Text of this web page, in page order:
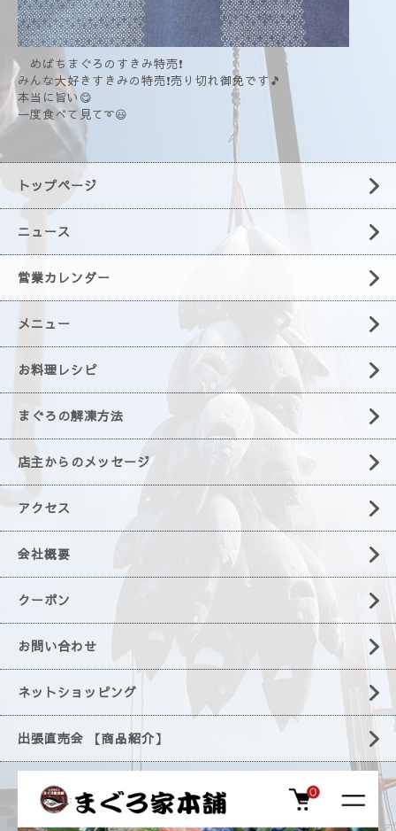
めばちまぐろのすきみ特売❗
みんな大好きすきみの特売❗売り切れ御免です🎵
本当に旨い😋
一度食べて見て➰😃
トップページ
ニュース
営業カレンダー
メニュー
お料理レシピ
まぐろの解凍方法
店主からのメッセージ
アクセス
会社概要
クーポン
お問い合わせ
ネットショッピング
出張直売会 【商品紹介】